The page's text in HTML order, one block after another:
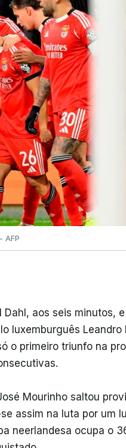
AFP
aos seis minutos,
luxemburguês Leandro
o primeiro triunfo na
Mourinho saltou
assim na luta por um
neerlandesa ocupa o